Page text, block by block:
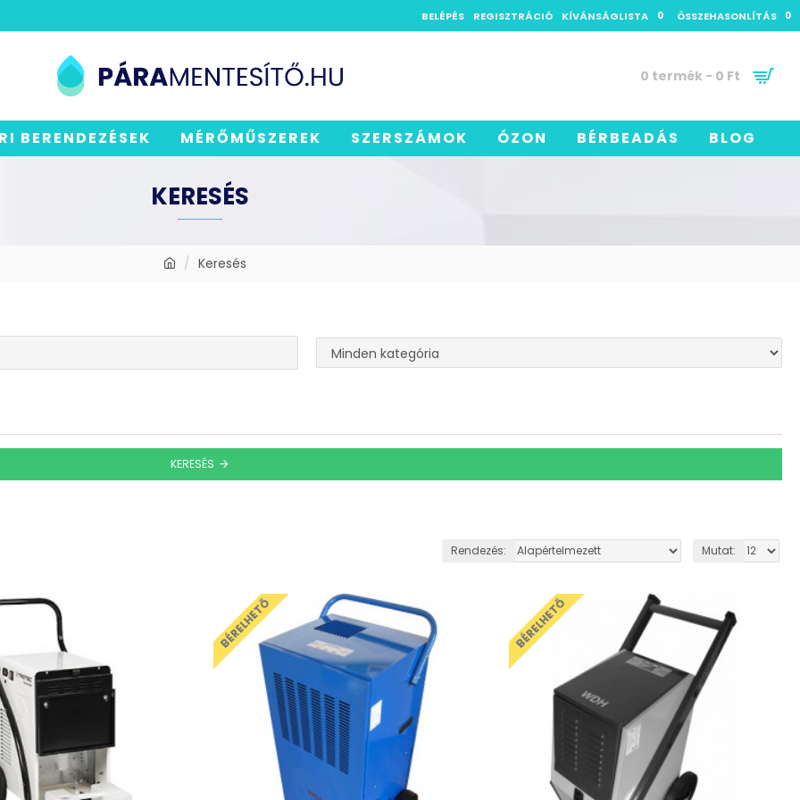
BELÉPÉS REGISZTRÁCIÓ KÍVÁNSÁGLISTA 0 ÖSSZEHASONLÍTÁS 0
0 termék - 0 Ft
BERENDEZÉSEK MÉRŐMŰSZEREK SZERSZÁMOK ÓZON BÉRBEADÁS BLOG
Keresés
KERESÉS
KERESÉS
Rendezés: Mutat:
BÉRELHETŐ BÉRELHETŐ